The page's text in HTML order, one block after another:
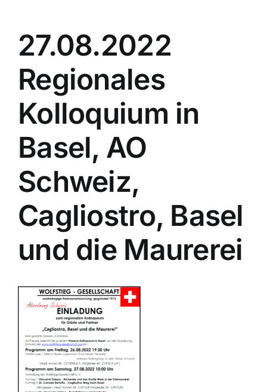
27.08.2022
Regionales
Kolloquium in
Basel, AO
Schweiz,
Cagliostro, Basel
und die Maurerei